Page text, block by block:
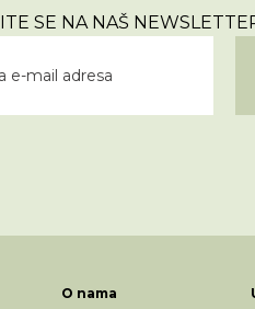
SE NA NAŠ
O nama